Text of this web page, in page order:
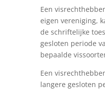
Een
eigen vereniging,
de schriftelijke
gesloten periode
bepaalde
Een
langere gesloten